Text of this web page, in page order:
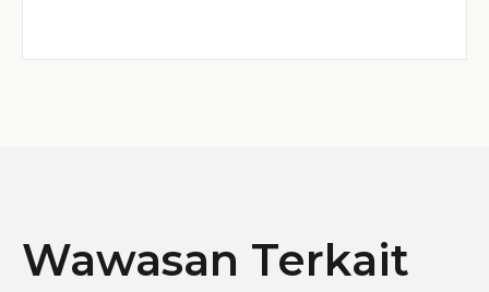
Wawasan Terkait